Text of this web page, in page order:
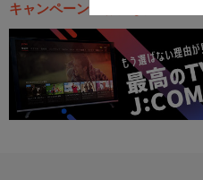
キャンペーン・お得な情報